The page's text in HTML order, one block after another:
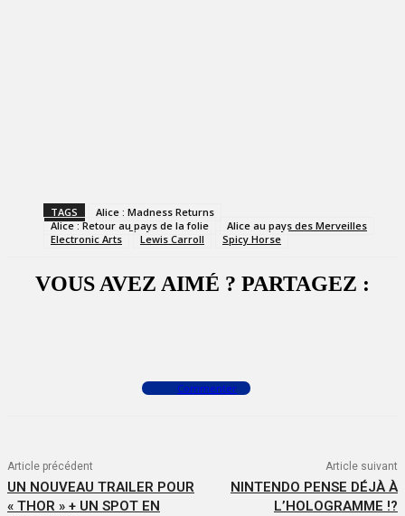
TAGS
Alice : Madness Returns
Alice : Retour au pays de la folie
Alice au pays des Merveilles
Electronic Arts
Lewis Carroll Spicy Horse
VOUS AVEZ AIMÉ ? PARTAGEZ :
Commenter
Article précédent
UN NOUVEAU TRAILER POUR
« THOR » + UN SPOT EN
Article suivant
NINTENDO PENSE DÉJÀ À
L’HOLOGRAMME !?